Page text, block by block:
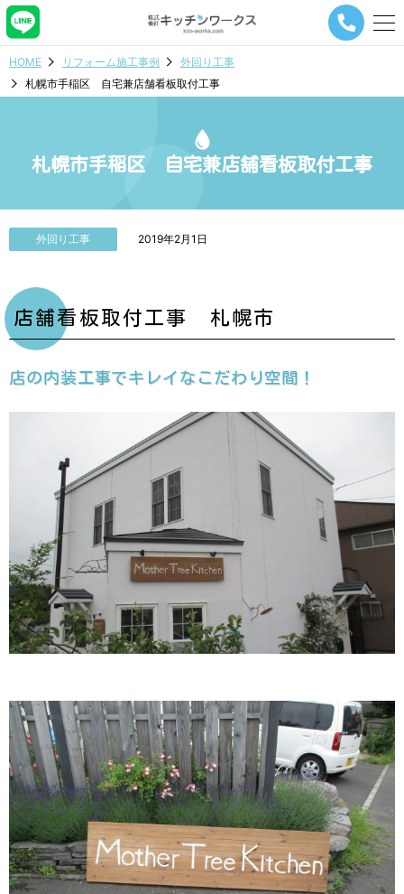
メ
ナ
ボ
HOME リフォーム施工事例
外回り工事
札幌市手稲区 自宅兼店舗看板取付工事
札幌市手稲区 自宅兼店舗看板取付工事
外回り工事 2019年2月1日
店舗看板取付工事 札幌市
店の内装工事でキレイなこだわり空間！